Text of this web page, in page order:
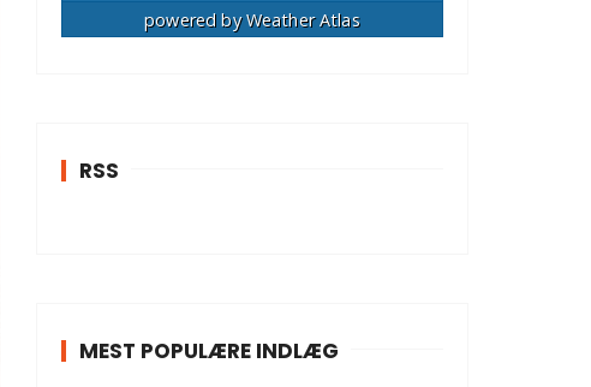
powered byWeather Atlas
RSS
MEST POPULÆRE INDLÆG